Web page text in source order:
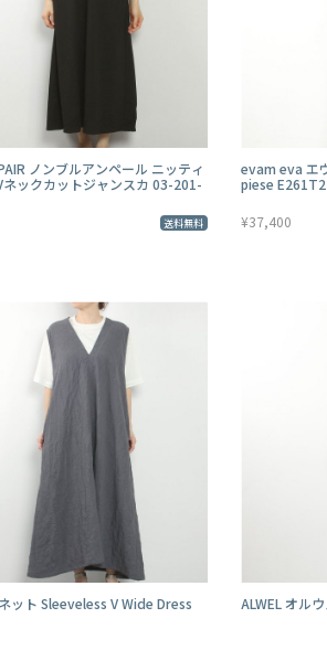
ノンブルアンペール ニッティ
ネックカットジャンスカ 03-201-
送料無料
evam eva エ
piese
¥37,400
ット Sleeveless V Wide Dress
ALWEL オル